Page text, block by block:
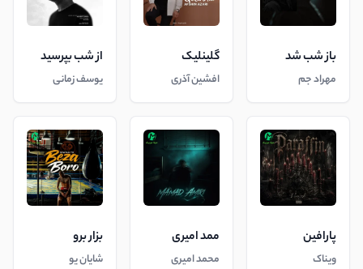
باز شب شد
مهراد جم
گلینلیک
افشین آذری
از شب بپرسید
یوسف زمانی
پارافین
ویناک
ممد امیری
محمد امیری
بزار برو
شایان یو